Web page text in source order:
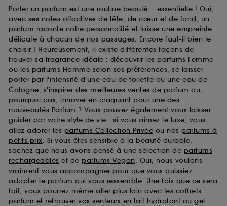
Porter un parfum est une routine beauté... essentielle ! Oui,
avec ses notes olfactives de tête, de cœur et de fond, un
parfum raconte notre personnalité et laisse une empreinte
délicate à chacun de nos passages. Encore faut-il bien le
choisir ! Heureusement, il existe différentes façons de
trouver sa fragrance idéale : découvrir les parfums Femme
ou les parfums Homme selon ses préférences, se laisser
porter par l'intensité d'une eau de toilette ou une eau de
Cologne, s'inspirer des meilleures ventes de parfum ou,
pourquoi pas, innover en craquant pour une des
nouveautés Parfum ? Vous pouvez également vous laisser
guider par votre style de vie : si vous aimez le luxe, vous
allez adorer les parfums Collection Privée ou nos parfums à
petits prix. Si vous êtes sensible à la beauté durable,
sachez que nous avons pensé à une sélection de parfums
rechargeables et de parfums Vegan. Oui, nous voulons
vraiment vous accompagner pour que vous puissiez
adopter le parfum qui vous ressemble. Une fois que ce sera
fait, vous pourrez même aller plus loin avec les coffrets
parfum et retrouver vos senteurs en lait hydratant ou gel